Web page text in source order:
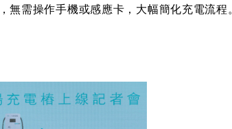
無需操作手機或感應卡，大幅簡化充電流程。